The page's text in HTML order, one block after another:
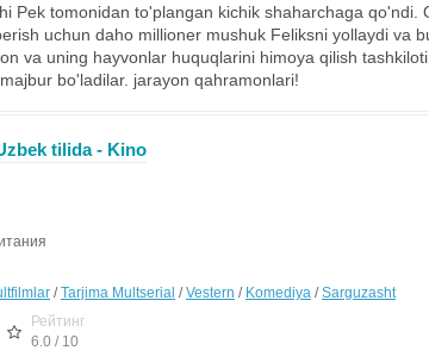
Pek tomonidan to'plangan kichik shaharchaga qo'ndi.
uchun daho millioner mushuk Feliksni yollaydi va
va uning hayvonlar huquqlarini himoya qilish
bo'ladilar. jarayon qahramonlari!
tilida - Kino
/Tarjima Multserial /Vestern / Komediya /Sarguzasht
Рейтинг
6.0 / 10